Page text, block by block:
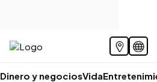
Dinero y negociosVida